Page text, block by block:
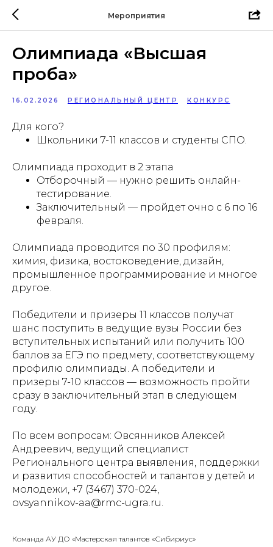
Мероприятия
Олимпиада «Высшая
проба»
16.02.2026 РЕГИОНАЛЬНЫЙ ЦЕНТР КОНКУРС
Для кого?
Школьники 7-11 классов и студенты СПО.
Олимпиада проходит в 2 этапа
Отборочный — нужно решить онлайн-
тестирование.
Заключительный — пройдет очно с 6 по 16
февраля.
Олимпиада проводится по 30 профилям:
химия, физика, востоковедение, дизайн,
промышленное программирование и многое
другое.
Победители и призеры 11 классов получат
шанс поступить в ведущие вузы России без
вступительных испытаний или получить 100
баллов за ЕГЭ по предмету, соответствующему
профилю олимпиады. А победители и
призеры 7-10 классов — возможность пройти
сразу в заключительный этап в следующем
году.
По всем вопросам: Овсянников Алексей
Андреевич, ведущий специалист
Регионального центра выявления, поддержки
и развития способностей и талантов у детей и
молодежи, +7 (3467) 370-024,
ovsyannikov-aa@rmc-ugra.ru.
Команда АУ ДО «Мастерская талантов «Сибириус»